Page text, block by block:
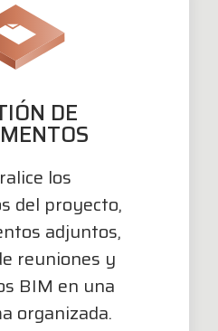
DE
los
del proyecto,
adjuntos,
reuniones y
BIM en una
organizada.